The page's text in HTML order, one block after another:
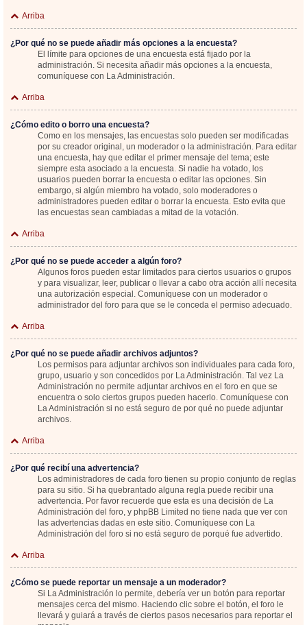
Arriba
¿Por qué no se puede añadir más opciones a la encuesta?
El límite para opciones de una encuesta está fijado por la
administración. Si necesita añadir más opciones a la encuesta,
comuníquese con La Administración.
Arriba
¿Cómo edito o borro una encuesta?
Como en los mensajes, las encuestas solo pueden ser modificadas
por su creador original, un moderador o la administración. Para editar
una encuesta, hay que editar el primer mensaje del tema; este
siempre esta asociado a la encuesta. Si nadie ha votado, los
usuarios pueden borrar la encuesta o editar las opciones. Sin
embargo, si algún miembro ha votado, solo moderadores o
administradores pueden editar o borrar la encuesta. Esto evita que
las encuestas sean cambiadas a mitad de la votación.
Arriba
¿Por qué no se puede acceder a algún foro?
Algunos foros pueden estar limitados para ciertos usuarios o grupos
y para visualizar, leer, publicar o llevar a cabo otra acción allí necesita
una autorización especial. Comuníquese con un moderador o
administrador del foro para que se le conceda el permiso adecuado.
Arriba
¿Por qué no se puede añadir archivos adjuntos?
Los permisos para adjuntar archivos son individuales para cada foro,
grupo, usuario y son concedidos por La Administración. Tal vez La
Administración no permite adjuntar archivos en el foro en que se
encuentra o solo ciertos grupos pueden hacerlo. Comuníquese con
La Administración si no está seguro de por qué no puede adjuntar
archivos.
Arriba
¿Por qué recibí una advertencia?
Los administradores de cada foro tienen su propio conjunto de reglas
para su sitio. Si ha quebrantado alguna regla puede recibir una
advertencia. Por favor recuerde que esta es una decisión de La
Administración del foro, y phpBB Limited no tiene nada que ver con
las advertencias dadas en este sitio. Comuníquese con La
Administración del foro si no está seguro de porqué fue advertido.
Arriba
¿Cómo se puede reportar un mensaje a un moderador?
Si La Administración lo permite, debería ver un botón para reportar
mensajes cerca del mismo. Haciendo clic sobre el botón, el foro le
llevará y guiará a través de ciertos pasos necesarios para reportar el